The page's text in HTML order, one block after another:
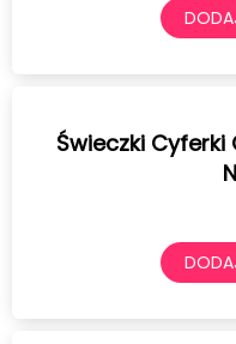
Świeczki